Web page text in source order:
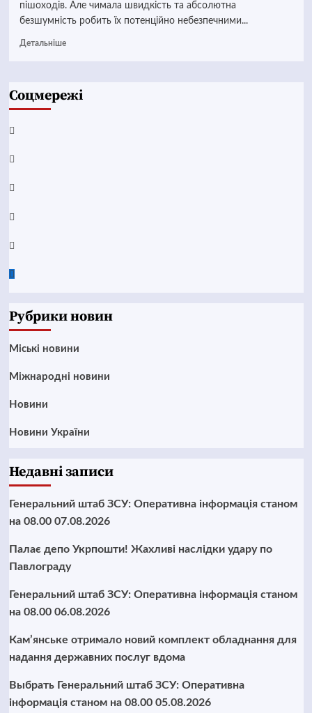
пішоходів. Але чимала швидкість та абсолютна
безшумність робить їх потенційно небезпечними...
Детальніше
Соцмережі
Facebook
YouTube
Telegram
Instagram
Twitter
Google
Рубрики новин
Mіські новини
Міжнародні новини
Новини
Новини України
Недавні записи
Генеральний штаб ЗСУ: Оперативна інформація станом
на 08.00 07.08.2026
Палає депо Укрпошти! Жахливі наслідки удару по
Павлограду
Генеральний штаб ЗСУ: Оперативна інформація станом
на 08.00 06.08.2026
Кам’янське отримало новий комплект обладнання для
надання державних послуг вдома
Выбрать Генеральний штаб ЗСУ: Оперативна
інформація станом на 08.00 05.08.2026